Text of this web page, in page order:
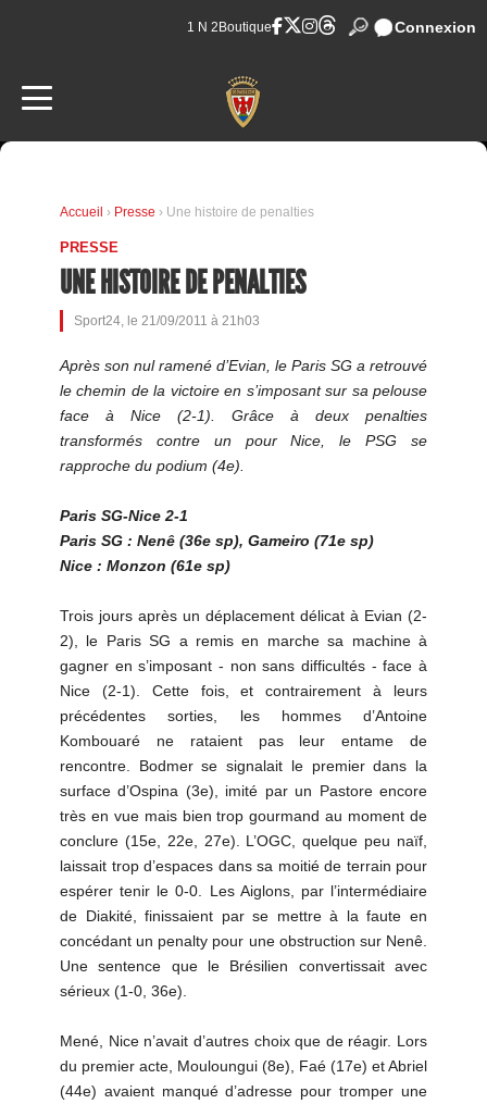
1 N 2 Boutique Connexion
Accueil › Presse › Une histoire de penalties
PRESSE
UNE HISTOIRE DE PENALTIES
Sport24, le 21/09/2011 à 21h03
Après son nul ramené d’Evian, le Paris SG a retrouvé
le chemin de la victoire en s’imposant sur sa pelouse
face à Nice (2-1). Grâce à deux penalties
transformés contre un pour Nice, le PSG se
rapproche du podium (4e).
Paris SG-Nice 2-1
Paris SG : Nenê (36e sp), Gameiro (71e sp)
Nice : Monzon (61e sp)
Trois jours après un déplacement délicat à Evian (2-
2), le Paris SG a remis en marche sa machine à
gagner en s’imposant - non sans difficultés - face à
Nice (2-1). Cette fois, et contrairement à leurs
précédentes sorties, les hommes d’Antoine
Kombouaré ne rataient pas leur entame de
rencontre. Bodmer se signalait le premier dans la
surface d’Ospina (3e), imité par un Pastore encore
très en vue mais bien trop gourmand au moment de
conclure (15e, 22e, 27e). L’OGC, quelque peu naïf,
laissait trop d’espaces dans sa moitié de terrain pour
espérer tenir le 0-0. Les Aiglons, par l’intermédiaire
de Diakité, finissaient par se mettre à la faute en
concédant un penalty pour une obstruction sur Nenê.
Une sentence que le Brésilien convertissait avec
sérieux (1-0, 36e).
Mené, Nice n’avait d’autres choix que de réagir. Lors
du premier acte, Mouloungui (8e), Faé (17e) et Abriel
(44e) avaient manqué d’adresse pour tromper une